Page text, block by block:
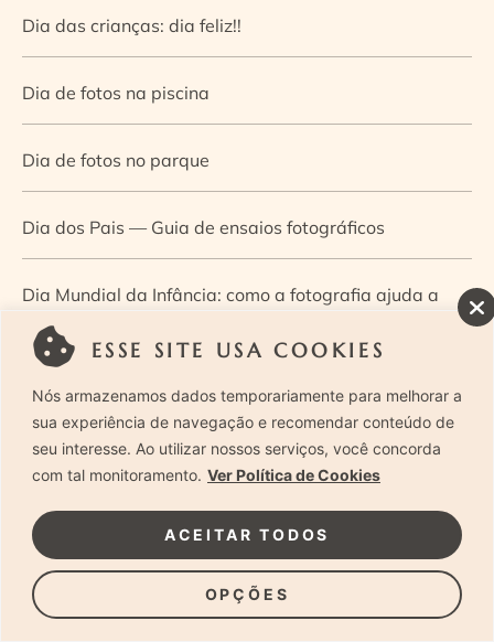
ESSE SITE USA COOKIES
Nós armazenamos dados temporariamente para melhorar a
sua experiência de navegação e recomendar conteúdo de
seu interesse. Ao utilizar nossos serviços, você concorda
com tal monitoramento. Ver Política de Cookies
OPÇÕES
ACEITAR TODOS
Dia das crianças: dia feliz!!
Dia de fotos na piscina
Dia de fotos no parque
Dia dos Pais — Guia de ensaios fotográficos
Dia Mundial da Infância: como a fotografia ajuda a
construir a memória e a identidade da criança
Diário de uma grávida e sua pequena
Dica de especialista: como otimizar o fluxo de trabalho
no ensaio newborn?
Dica de especialista: qual o melhor guia de poses para
fotografia newborn?